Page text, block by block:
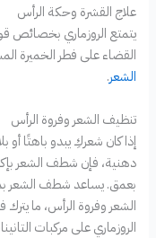
علاج القشرة وحكة الرأس
يتمتع الروزماري بخصائص
القضاء على فطر الخميرة
الشعر.
تنظيف الشعر وفروة الرأس
إذا كان شعركِ يبدو باهتًا أو
دهنية، فإن شطف الشعر
بعمق. يساعد شطف الشعر
الشعر وفروة الرأس، ما
الروزماري على مركبات